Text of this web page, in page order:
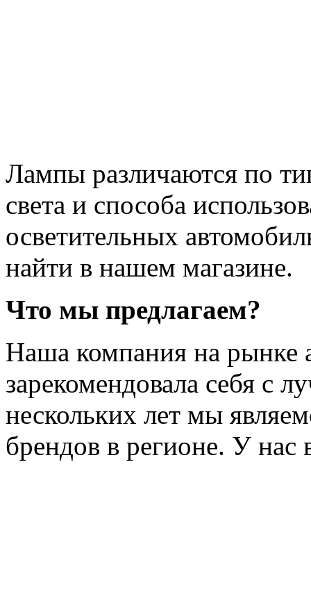
Лампы различаются по
света и способа
осветительных
найти в нашем магазине.
Что мы предлагаем?
Наша компания на рынке
зарекомендовала себя с
нескольких лет мы
брендов в регионе. У нас